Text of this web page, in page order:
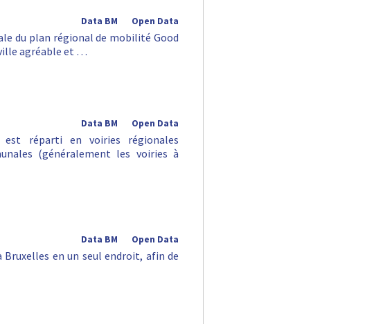
Open Data
Data BM
du plan régional de mobilité Good
agréable et …
Open Data
Data BM
réparti en voiries régionales
(généralement les voiries à
Open Data
Data BM
Bruxelles en un seul endroit, afin de